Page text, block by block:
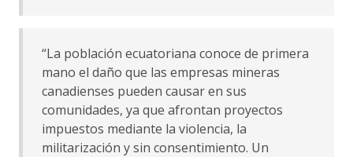
“La población ecuatoriana conoce de primera
mano el daño que las empresas mineras
canadienses pueden causar en sus
comunidades, ya que afrontan proyectos
impuestos mediante la violencia, la
militarización y sin consentimiento. Un